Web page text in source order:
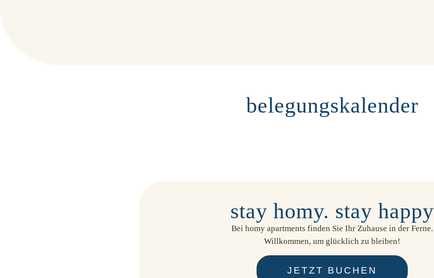
belegungskalender
stay homy. stay happy
Bei homy apartments finden Sie Ihr Zuhause in der Ferne.
Willkommen, um glücklich zu bleiben!
JETZT BUCHEN